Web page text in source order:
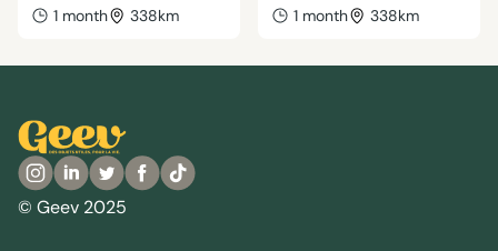
1 month 338km 1 month 338km
© Geev 2025